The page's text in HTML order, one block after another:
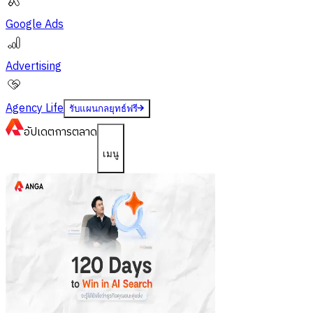
Google Ads
Advertising
Agency Life รับแผนกลยุทธ์ฟรี
อัปเดตการตลาด
เมนู